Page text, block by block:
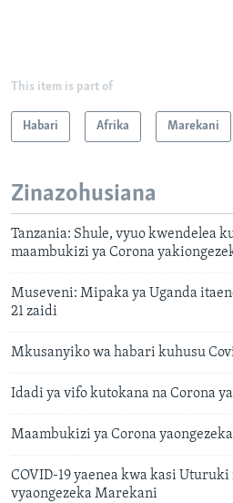
This item is part of
Habari Afrika Marekani
Zinazohusiana
Tanzania: Shule, vyuo kwendelea
maambukizi ya Corona
Museveni: Mipaka ya Uganda
21 zaidi
Mkusanyiko wa habari kuhusu
Idadi ya vifo kutokana na Corona
Maambukizi ya Corona
COVID-19 yaenea kwa kasi Uturuki
vyaongezeka Marekani